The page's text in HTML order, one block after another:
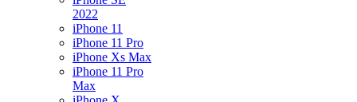
2022
iPhone 11
iPhone 11 Pro
iPhone Xs Max
iPhone 11 Pro
Max